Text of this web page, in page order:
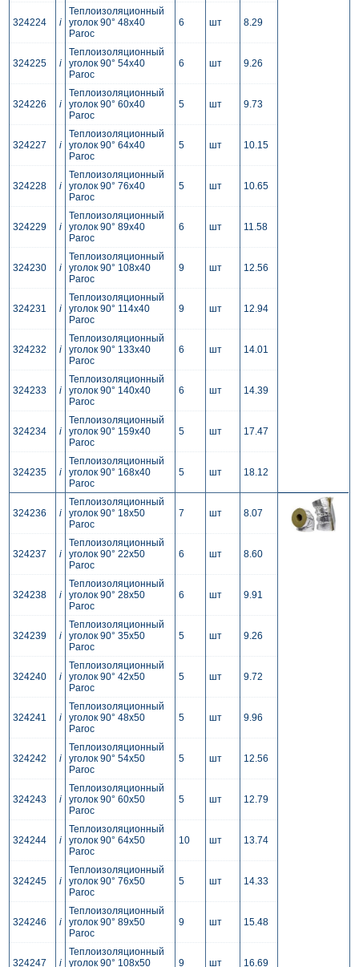
324224 i
Теплоизоляционный
уголок 90° 48x40
Paroc
6 шт 8.29
324225 i
Теплоизоляционный
уголок 90° 54x40
Paroc
6 шт 9.26
324226 i
Теплоизоляционный
уголок 90° 60x40
Paroc
5 шт 9.73
324227 i
Теплоизоляционный
уголок 90° 64x40
Paroc
5 шт 10.15
324228 i
Теплоизоляционный
уголок 90° 76x40
Paroc
5 шт 10.65
324229 i
Теплоизоляционный
уголок 90° 89x40
Paroc
6 шт 11.58
324230 i
Теплоизоляционный
уголок 90° 108x40
Paroc
9 шт 12.56
324231 i
Теплоизоляционный
уголок 90° 114x40
Paroc
9 шт 12.94
324232 i
Теплоизоляционный
уголок 90° 133x40
Paroc
6 шт 14.01
324233 i
Теплоизоляционный
уголок 90° 140x40
Paroc
6 шт 14.39
324234 i
Теплоизоляционный
уголок 90° 159x40
Paroc
5 шт 17.47
324235 i
Теплоизоляционный
уголок 90° 168x40
Paroc
5 шт 18.12
324236 i
Теплоизоляционный
уголок 90° 18x50
Paroc
7 шт 8.07
324237 i
Теплоизоляционный
уголок 90° 22x50
Paroc
6 шт 8.60
324238 i
Теплоизоляционный
уголок 90° 28x50
Paroc
6 шт 9.91
324239 i
Теплоизоляционный
уголок 90° 35x50
Paroc
5 шт 9.26
324240 i
Теплоизоляционный
уголок 90° 42x50
Paroc
5 шт 9.72
324241 i
Теплоизоляционный
уголок 90° 48x50
Paroc
5 шт 9.96
324242 i
Теплоизоляционный
уголок 90° 54x50
Paroc
5 шт 12.56
324243 i
Теплоизоляционный
уголок 90° 60x50
Paroc
5 шт 12.79
324244 i
Теплоизоляционный
уголок 90° 64x50
Paroc
10 шт 13.74
324245 i
Теплоизоляционный
уголок 90° 76x50
Paroc
5 шт 14.33
324246 i
Теплоизоляционный
уголок 90° 89x50
Paroc
9 шт 15.48
324247 i
Теплоизоляционный
уголок 90° 108x50
9 шт 16.69